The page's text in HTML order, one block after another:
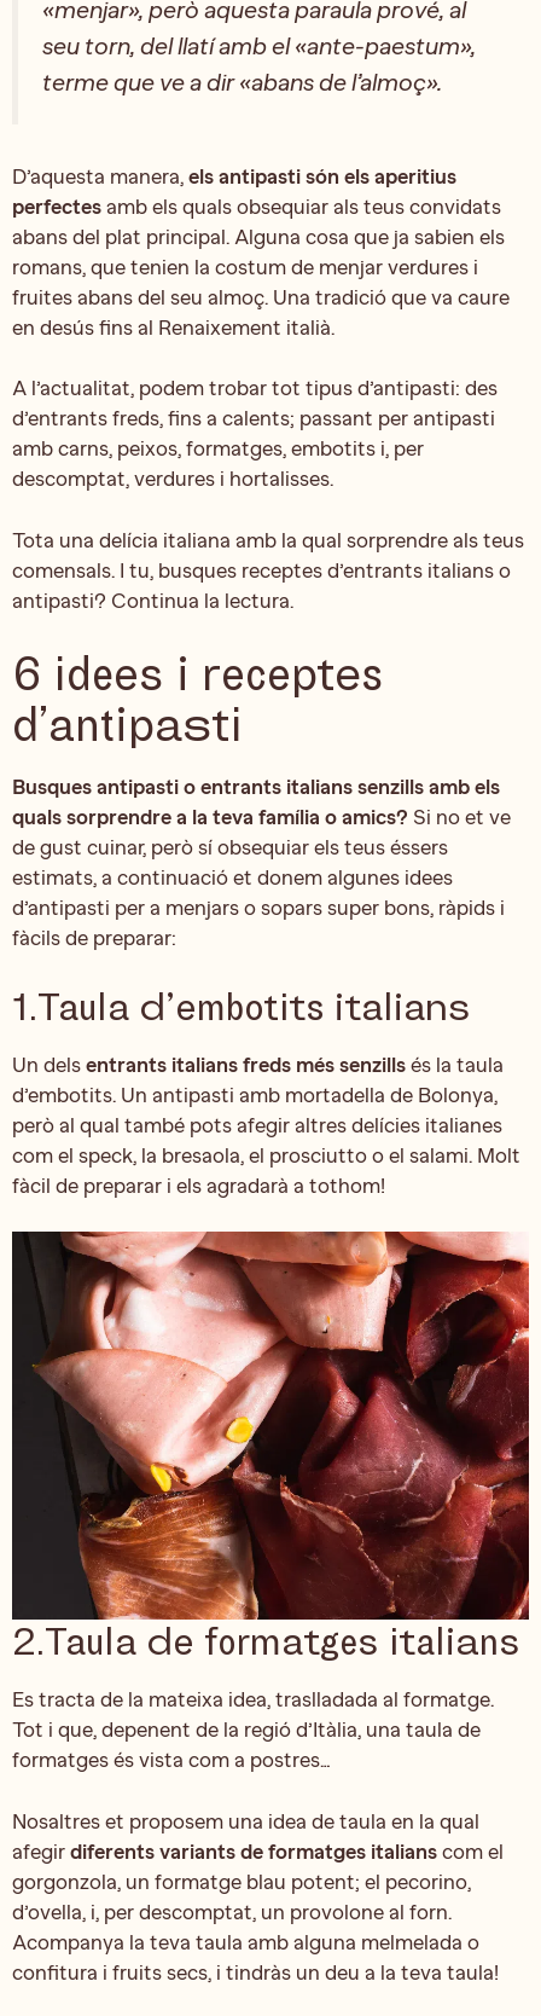
«menjar», però aquesta paraula prové, al
seu torn, del llatí amb el «ante-paestum»,
terme que ve a dir «abans de l’almoç».
D’aquesta manera, els antipasti són els aperitius
perfectes amb els quals obsequiar als teus convidats
abans del plat principal. Alguna cosa que ja sabien els
romans, que tenien la costum de menjar verdures i
fruites abans del seu almoç. Una tradició que va caure
en desús fins al Renaixement italià.
A l’actualitat, podem trobar tot tipus d’antipasti: des
d’entrants freds, fins a calents; passant per antipasti
amb carns, peixos, formatges, embotits i, per
descomptat, verdures i hortalisses.
Tota una delícia italiana amb la qual sorprendre als teus
comensals. I tu, busques receptes d’entrants italians o
antipasti? Continua la lectura.
6 idees i receptes
d’antipasti
Busques antipasti o entrants italians senzills amb els
quals sorprendre a la teva família o amics? Si no et ve
de gust cuinar, però sí obsequiar els teus éssers
estimats, a continuació et donem algunes idees
d’antipasti per a menjars o sopars super bons, ràpids i
fàcils de preparar:
1.Taula d’embotits italians
Un dels entrants italians freds més senzills és la taula
d’embotits. Un antipasti amb mortadella de Bolonya,
però al qual també pots afegir altres delícies italianes
com el speck, la bresaola, el prosciutto o el salami. Molt
fàcil de preparar i els agradarà a tothom!
2.Taula de formatges italians
Es tracta de la mateixa idea, traslladada al formatge.
Tot i que, depenent de la regió d’Itàlia, una taula de
formatges és vista com a postres…
Nosaltres et proposem una idea de taula en la qual
afegir diferents variants de formatges italians com el
gorgonzola, un formatge blau potent; el pecorino,
d’ovella, i, per descomptat, un provolone al forn.
Acompanya la teva taula amb alguna melmelada o
confitura i fruits secs, i tindràs un deu a la teva taula!